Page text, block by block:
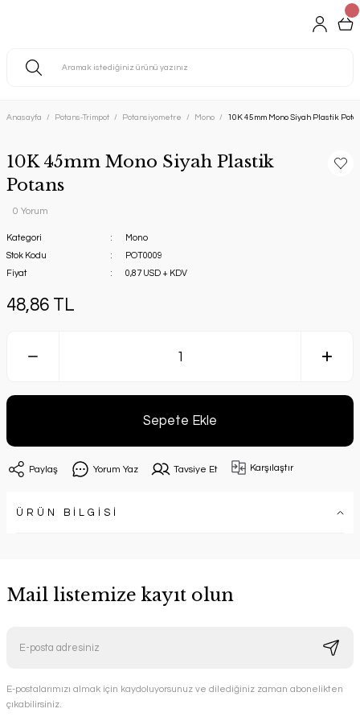
Anasayfa Potans-Trimpot Potansiyometre Mono 10K 45mm Mono Siyah Plastik
10K 45mm Mono Siyah Plastik
Potans
0 Yorum
Kategori
Mono
Stok Kodu
POT0009
Fiyat
0,87 USD + KDV
48,86 TL
Sepete Ekle
Paylaş Yorum Yaz Tavsiye Et Karşılaştır
ÜRÜN BİLGİSİ
Mail listemize kayıt olun
E-postalarımızı almak için kaydoluyorsunuz ve dilediğiniz zaman abonelikten
çıkabilirsiniz.